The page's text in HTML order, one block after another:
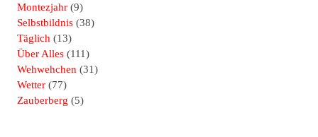
Montezjahr (9)
Selbstbildnis (38)
Täglich (13)
Über Alles (111)
Wehwehchen (31)
Wetter (77)
Zauberberg (5)